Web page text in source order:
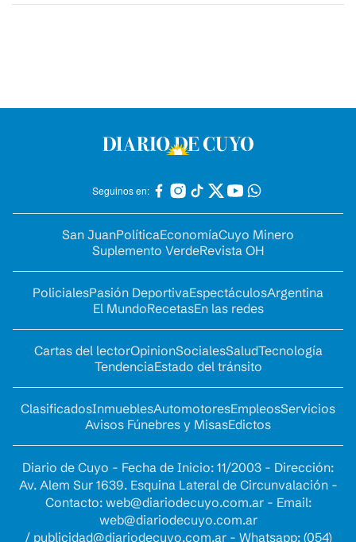
Seguinos en:
San JuanPolíticaEconomíaCuyo Minero
Suplemento VerdeRevista OH
PolicialesPasión DeportivaEspectáculosArgentina
El MundoRecetasEn las redes
Cartas del lectorOpinionSocialesSaludTecnología
TendenciaEstado del tránsito
ClasificadosInmueblesAutomotoresEmpleosServicios
Avisos Fúnebres y MisasEdictos
Diario de Cuyo - Fecha de Inicio: 11/2003 - Dirección:
Av. Alem Sur 1639. Esquina Lateral de Circunvalación -
Contacto: web@diariodecuyo.com.ar- Email:
web@diariodecuyo.com.ar
/ publicidad@diariodecuyo.com.ar- Whatsapp: (054)